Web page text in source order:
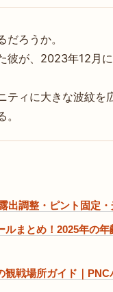
ろうか。
が、2023年12月に
ィに大きな波紋を
出調整・ピント固定
まとめ！2025年の
戦場所ガイド｜